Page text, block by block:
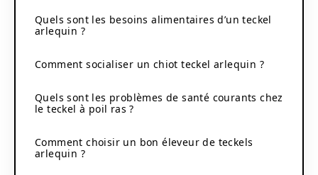
Quels sont les besoins alimentaires d’un teckel
arlequin ?
Comment socialiser un chiot teckel arlequin ?
Quels sont les problèmes de santé courants chez
le teckel à poil ras ?
Comment choisir un bon éleveur de teckels
arlequin ?